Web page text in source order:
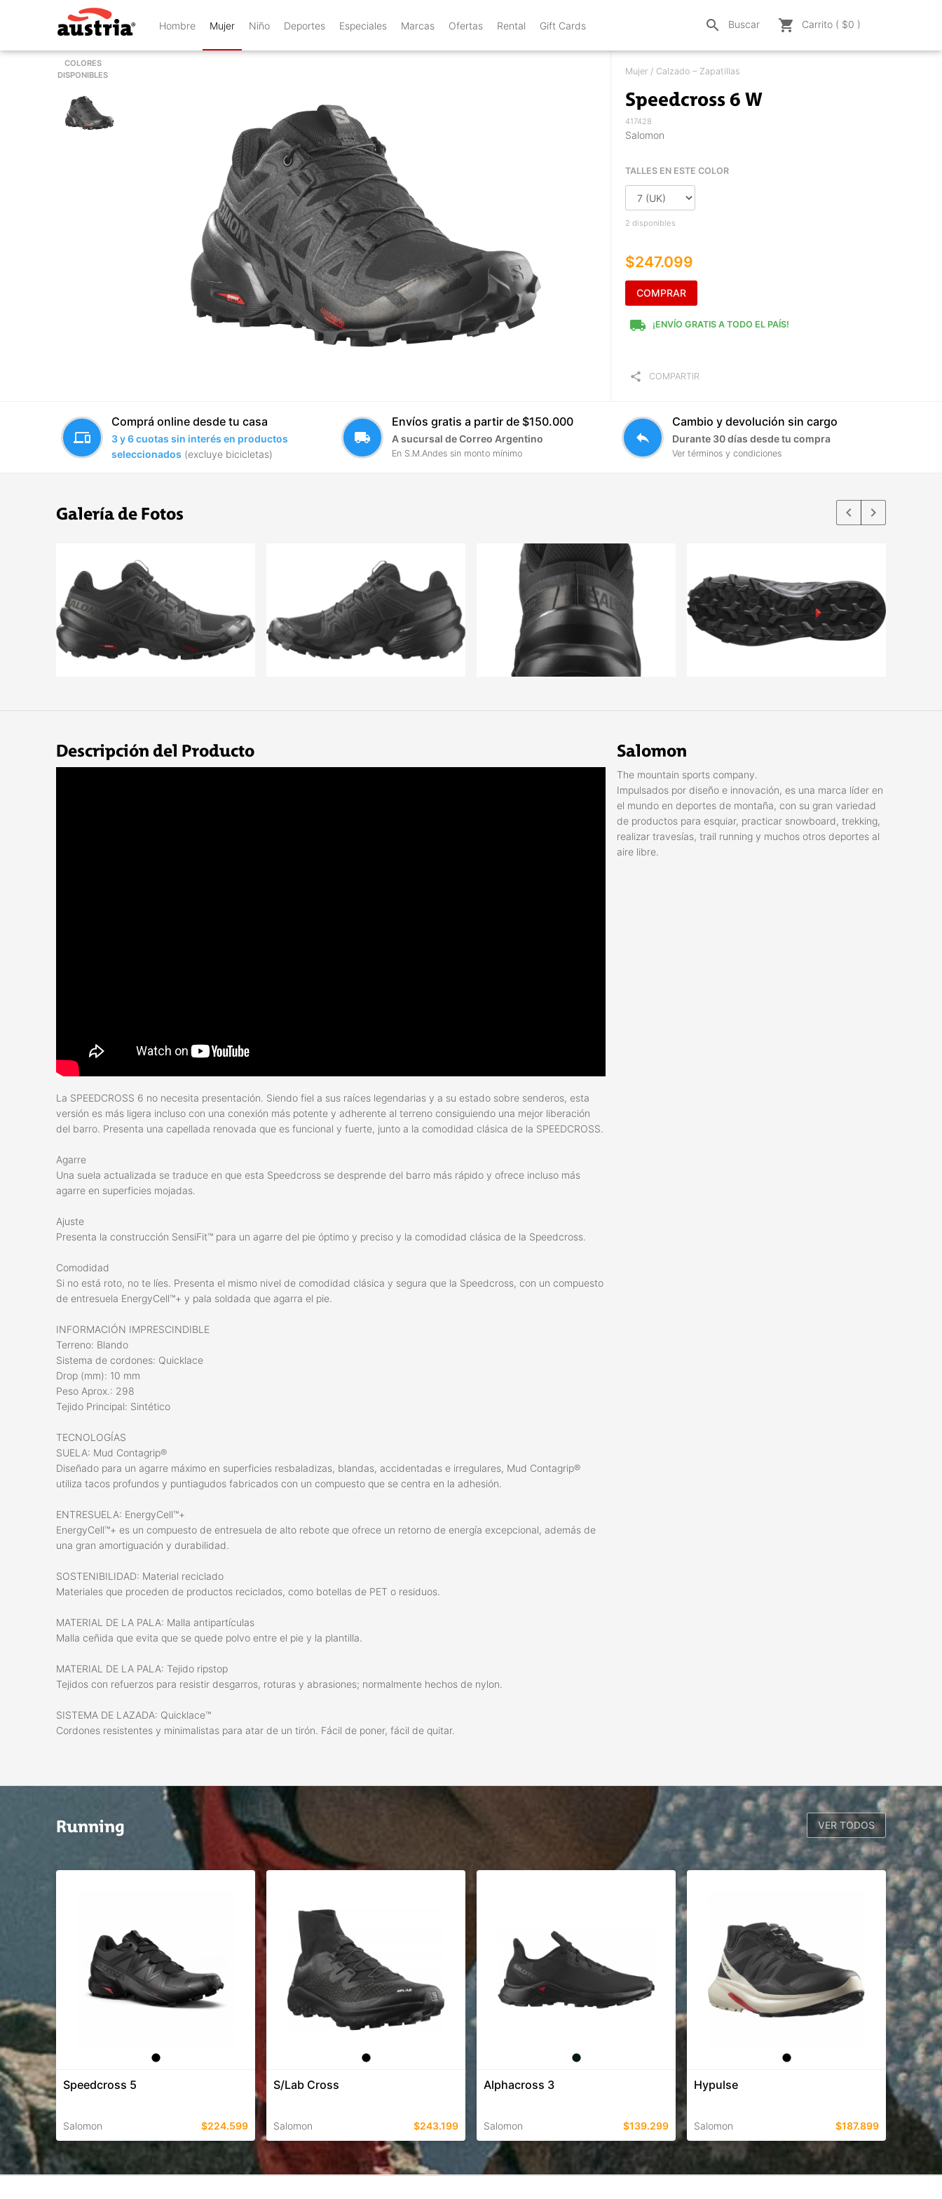
Hombre Mujer Niño Deportes Especiales Marcas Ofertas Rental Gift Cards search Buscar shopping_cart Carrito ( $0 )
COLORES
DISPONIBLES
Mujer / Calzado – Zapatillas
Speedcross 6 W
417428
Salomon
TALLES EN ESTE COLOR
2 disponibles
$247.099
COMPRAR
local_shipping ¡ENVÍO GRATIS A TODO EL PAÍS!
share COMPARTIR
devices
Comprá online desde tu casa
3 y 6 cuotas sin interés en productos
seleccionados (excluye bicicletas)
local_shipping
Envíos gratis a partir de $150.000
A sucursal de Correo Argentino
En S.M.Andes sin monto mínimo
reply
Cambio y devolución sin cargo
Durante 30 días desde tu compra
Ver términos y condiciones
Galería de Fotos keyboard_arrow_left keyboard_arrow_right
Descripción del Producto
La SPEEDCROSS 6 no necesita presentación. Siendo fiel a sus raíces legendarias y a su estado sobre senderos, esta
versión es más ligera incluso con una conexión más potente y adherente al terreno consiguiendo una mejor liberación
del barro. Presenta una capellada renovada que es funcional y fuerte, junto a la comodidad clásica de la SPEEDCROSS.
Agarre
Una suela actualizada se traduce en que esta Speedcross se desprende del barro más rápido y ofrece incluso más
agarre en superficies mojadas.
Ajuste
Presenta la construcción SensiFit™ para un agarre del pie óptimo y preciso y la comodidad clásica de la Speedcross.
Comodidad
Si no está roto, no te líes. Presenta el mismo nivel de comodidad clásica y segura que la Speedcross, con un compuesto
de entresuela EnergyCell™+ y pala soldada que agarra el pie.
INFORMACIÓN IMPRESCINDIBLE
Terreno: Blando
Sistema de cordones: Quicklace
Drop (mm): 10 mm
Peso Aprox.: 298
Tejido Principal: Sintético
TECNOLOGÍAS
SUELA: Mud Contagrip®
Diseñado para un agarre máximo en superficies resbaladizas, blandas, accidentadas e irregulares, Mud Contagrip®
utiliza tacos profundos y puntiagudos fabricados con un compuesto que se centra en la adhesión.
ENTRESUELA: EnergyCell™+
EnergyCell™+ es un compuesto de entresuela de alto rebote que ofrece un retorno de energía excepcional, además de
una gran amortiguación y durabilidad.
SOSTENIBILIDAD: Material reciclado
Materiales que proceden de productos reciclados, como botellas de PET o residuos.
MATERIAL DE LA PALA: Malla antipartículas
Malla ceñida que evita que se quede polvo entre el pie y la plantilla.
MATERIAL DE LA PALA: Tejido ripstop
Tejidos con refuerzos para resistir desgarros, roturas y abrasiones; normalmente hechos de nylon.
SISTEMA DE LAZADA: Quicklace™
Cordones resistentes y minimalistas para atar de un tirón. Fácil de poner, fácil de quitar.
Salomon
The mountain sports company.
Impulsados por diseño e innovación, es una marca líder en
el mundo en deportes de montaña, con su gran variedad
de productos para esquiar, practicar snowboard, trekking,
realizar travesías, trail running y muchos otros deportes al
aire libre.
Running VER TODOS
Speedcross 5
Salomon $224.599
TALLES EN ESTE COLOR
S/Lab Cross
Salomon $243.199
TALLES EN ESTE COLOR
Alphacross 3
Salomon $139.299
TALLES EN ESTE COLOR
Hypulse
Salomon $187.899
TALLES EN ESTE COLOR